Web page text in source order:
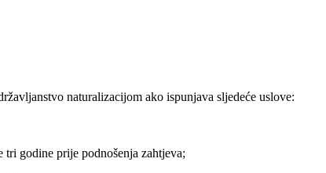
naturalizacijom ako ispunjava sljedeće uslove:
godine prije podnošenja zahtjeva;